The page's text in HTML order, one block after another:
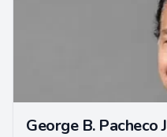
George B. Pacheco